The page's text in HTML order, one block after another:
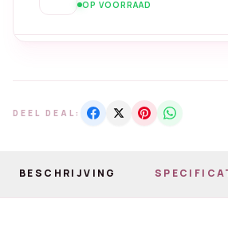
OP VOORRAAD
DEEL DEAL:
BESCHRIJVING